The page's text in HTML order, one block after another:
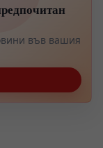
във вашия